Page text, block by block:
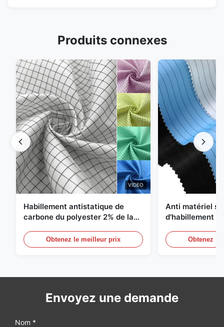
Produits connexes
VIDEO
Habillement antistatique de
carbone du polyester 2% de la
Obtenez le meilleur prix
Anti matériel
d'habillement
Obtenez
Envoyez une demande
Nom *